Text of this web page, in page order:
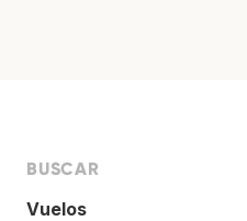
BUSCAR
Vuelos